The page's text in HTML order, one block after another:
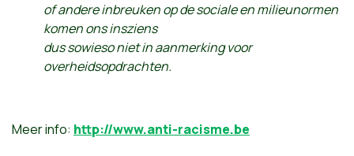
of andere inbreuken op de sociale en milieunormen
komen ons insziens
dus sowieso niet in aanmerking voor
overheidsopdrachten.
Meer info: http://www.anti-racisme.be